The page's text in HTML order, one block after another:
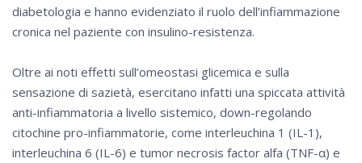
diabetologia e hanno evidenziato il ruolo dell’infiammazione
cronica nel paziente con insulino-resistenza.
Oltre ai noti effetti sull’omeostasi glicemica e sulla
sensazione di sazietà, esercitano infatti una spiccata attività
anti-infiammatoria a livello sistemico, down-regolando
citochine pro-infiammatorie, come interleuchina 1 (IL-1),
interleuchina 6 (IL-6) e tumor necrosis factor alfa (TNF-α) e